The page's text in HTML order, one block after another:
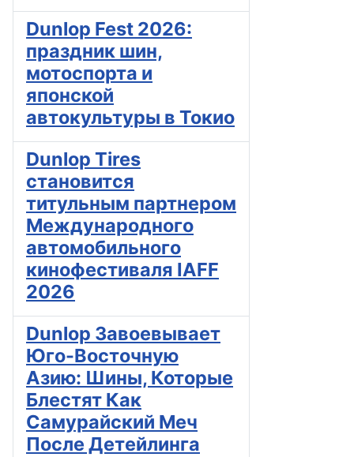
Dunlop Fest 2026:
праздник шин,
мотоспорта и
японской
автокультуры в Токио
Dunlop Tires
становится
титульным партнером
Международного
автомобильного
кинофестиваля IAFF
2026
Dunlop Завоевывает
Юго-Восточную
Азию: Шины, Которые
Блестят Как
Самурайский Меч
После Детейлинга